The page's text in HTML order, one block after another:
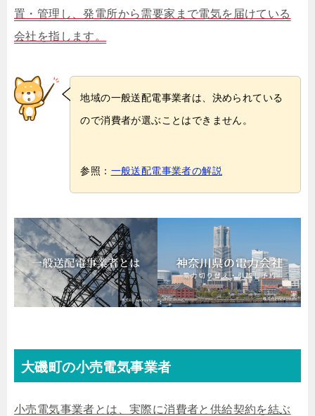
置・管理し、発電所から需要家まで電気を届けている
会社を指します。
地域の一般送配電事業者は、決められている
ので消費者が選ぶことはできません。
参照： 一般送配電事業者の解説
大磯町の小売電気事業者
小売電気事業者とは、実際に消費者と供給契約を結ぶ